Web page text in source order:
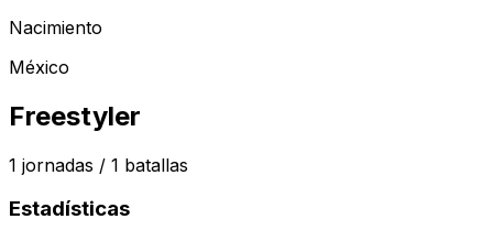
Nacimiento
México
Freestyler
1 jornadas / 1 batallas
Estadísticas